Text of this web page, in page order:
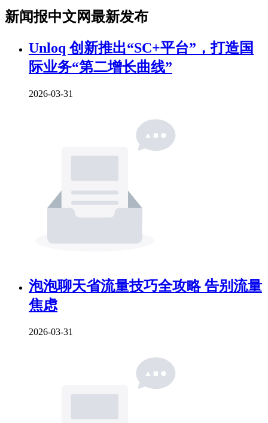
新闻报中文网最新发布
Unloq 创新推出“SC+平台”，打造国
际业务“第二增长曲线”
2026-03-31
泡泡聊天省流量技巧全攻略 告别流量
焦虑
2026-03-31